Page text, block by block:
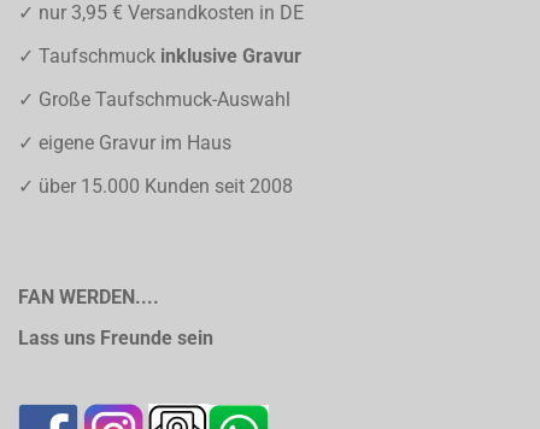
✓ nur 3,95 € Versandkosten in DE
✓ Taufschmuck inklusive Gravur
✓ Große Taufschmuck-Auswahl
✓ eigene Gravur im Haus
✓ über 15.000 Kunden seit 2008
FAN WERDEN....
Lass uns Freunde sein